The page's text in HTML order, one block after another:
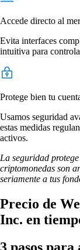
Accede directo al
Evita interfaces
intuitiva para
Protege bien tu
Usamos seguridad
estas medidas
activos.
La seguridad
criptomonedas son
seriamente a tus
Precio de
Inc. en
3 pasos